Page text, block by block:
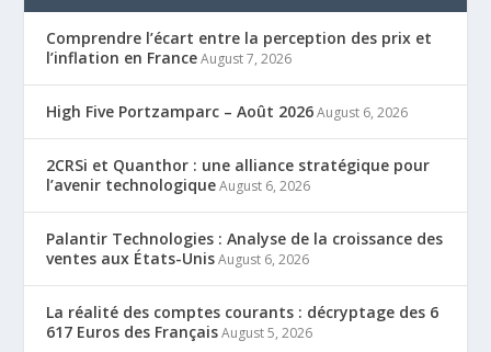
Comprendre l’écart entre la perception des prix et
l’inflation en France August 7, 2026
High Five Portzamparc – Août 2026 August 6, 2026
2CRSi et Quanthor : une alliance stratégique pour
l’avenir technologique August 6, 2026
Palantir Technologies : Analyse de la croissance des
ventes aux États-Unis August 6, 2026
La réalité des comptes courants : décryptage des 6
617 Euros des Français August 5, 2026